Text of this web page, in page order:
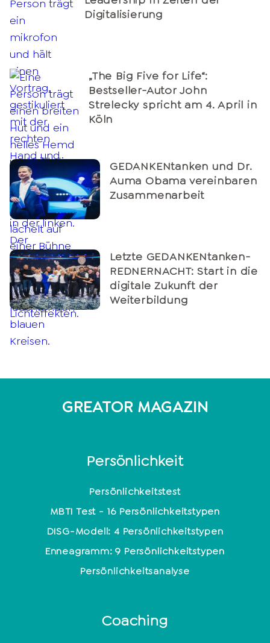
Digitalisierung
„The Big Five for Life“:
Bestseller-Autor John
Strelecky spricht am 4. April in
Köln
GEDANKENtanken und Dr.
Auma Obama vereinbaren
Zusammenarbeit
Letzte GEDANKENtanken-
REDNERNACHT: Start in die
digitale Zukunft der
Weiterbildung
GREATOR MAGAZIN
Persönlichkeit
Persönlichkeitstest
MBTI Test - 16 Persönlichkeitstypen
DISG-Modell: 4 Persönlichkeitstypen
Enneagramm: 9 Persönlichkeitstypen
Persönlichkeitsanalyse
Coaching